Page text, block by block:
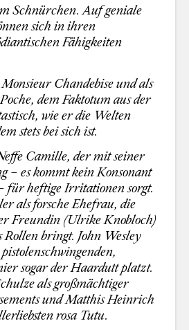
Schnürchen. Auf geniale
sich in ihren
Fähigkeiten
Chandebise und als
dem Faktotum aus der
wie er die Welten
stets bei sich ist.
Camille, der mit seiner
– es kommt kein Konsonant
für heftige Irritationen sorgt.
als forsche Ehefrau, die
Freundin (Ulrike Knobloch)
Rollen bringt. John Wesley
sogar der Haardutt platzt.
als großmächtiger
und Matthis Heinrich
rosa Tutu.